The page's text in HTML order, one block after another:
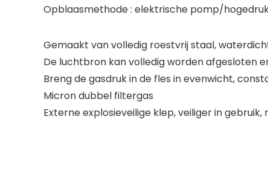
Opblaasmethode : elektrische pomp/
Gemaakt van volledig roestvrij staal,
De luchtbron kan volledig worden afgesloten
Breng de gasdruk in de fles in evenwicht,
Micron dubbel filtergas
Externe explosieveilige klep, veiliger in